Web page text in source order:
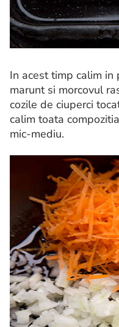
In acest timp calim in
marunt si morcovul
cozile de ciuperci
calim toata
mic-mediu.